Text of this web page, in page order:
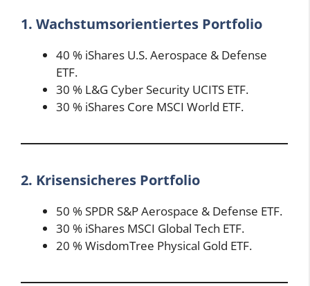
1. Wachstumsorientiertes Portfolio
40 % iShares U.S. Aerospace & Defense
ETF.
30 % L&G Cyber Security UCITS ETF.
30 % iShares Core MSCI World ETF.
2. Krisensicheres Portfolio
50 % SPDR S&P Aerospace & Defense ETF.
30 % iShares MSCI Global Tech ETF.
20 % WisdomTree Physical Gold ETF.